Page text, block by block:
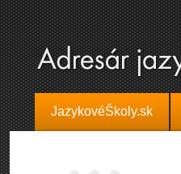
JazykovéŠkoly.sk